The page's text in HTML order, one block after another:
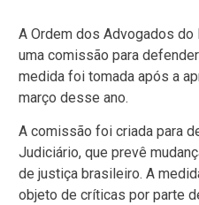
A Ordem dos Advogados do
uma comissão para
medida foi tomada após a
março desse ano.
A comissão foi criada para
Judiciário, que prevê
de justiça brasileiro. A
objeto de críticas por parte